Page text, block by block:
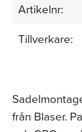
Artikelnr:
Tillverkare:
från Blaser.